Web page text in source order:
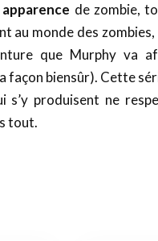
de zombie,
monde des zombies,
que Murphy va
façon biensûr). Cette
s’y produisent ne
tout.